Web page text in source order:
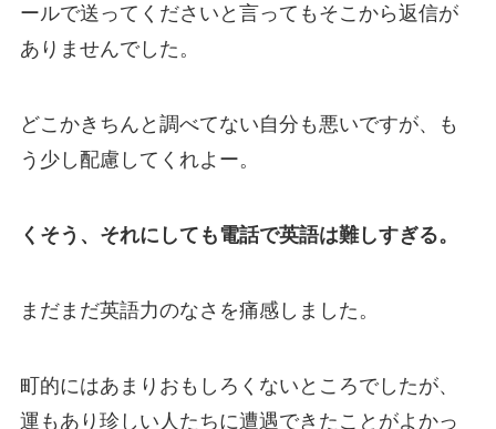
ールで送ってくださいと言ってもそこから返信が
ありませんでした。
どこかきちんと調べてない自分も悪いですが、も
う少し配慮してくれよー。
くそう、それにしても電話で英語は難しすぎる。
まだまだ英語力のなさを痛感しました。
町的にはあまりおもしろくないところでしたが、
運もあり珍しい人たちに遭遇できたことがよかっ